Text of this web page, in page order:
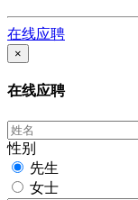
在线应聘
×
在线应聘
性别
先生
女士